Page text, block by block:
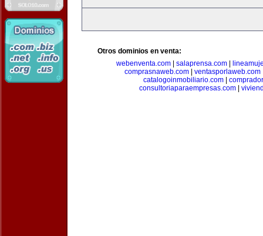
Otros dominios en venta:
webenventa.com
salaprensa.com
comprasnaweb.com
ventasporlaweb.com
catalogoinmobiliario.com|
consultoriaparaempresas.com|